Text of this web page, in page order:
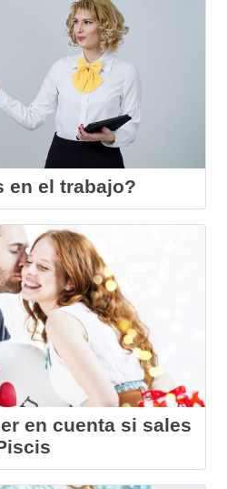
en el trabajo?
en cuenta si sales